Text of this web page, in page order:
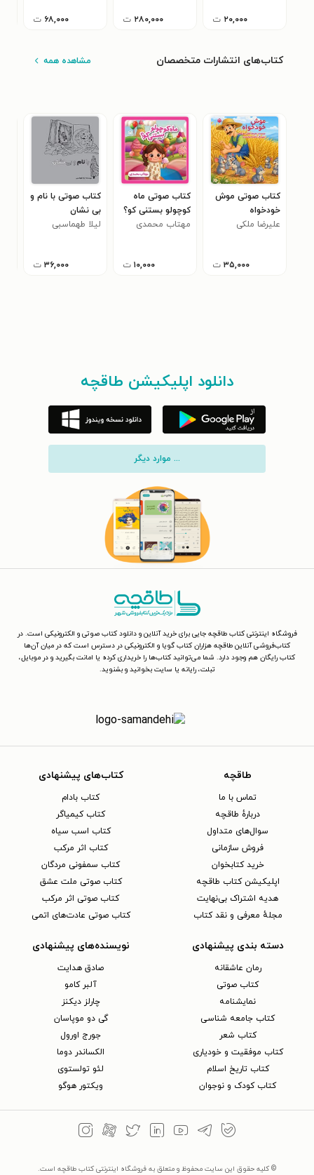
۲۰,۰۰۰ ت ۲۸۰,۰۰۰ ت ۶۸,۰۰۰ ت
کتاب‌های انتشارات متخصصان مشاهده همه
کتاب صوتی موش
خودخواه
علیرضا ملکی
۳۵,۰۰۰ ت
کتاب صوتی ماه
کوچولو بستنی کو؟
مهتاب محمدی
۱۰,۰۰۰ ت
کتاب صوتی با نام و
بی نشان
لیلا طهماسبی
۳۶,۰۰۰ ت
دانلود اپلیکیشن طاقچه
... موارد دیگر
فروشگاه اینترنتی کتاب طاقچه جایی برای خرید آنلاین و دانلود کتاب صوتی و الکترونیکی است. در
کتاب‌فروشی آنلاین طاقچه هزاران کتاب گویا و الکترونیکی در دسترس است که در میان آن‌ها
کتاب رایگان هم وجود دارد. شما می‌توانید کتاب‌ها را خریداری کرده یا امانت بگیرید و در موبایل،
تبلت، رایانه یا سایت بخوانید و بشنوید.
طاقچه
تماس با ما
دربارهٔ طاقچه
سوال‌های متداول
فروش سازمانی
خرید کتابخوان
اپلیکیشن کتاب طاقچه
هدیه اشتراک بی‌نهایت
مجلهٔ معرفی و نقد کتاب
کتاب‌های پیشنهادی
کتاب بادام
کتاب کیمیاگر
کتاب اسب سیاه
کتاب اثر مرکب
کتاب سمفونی مردگان
کتاب صوتی ملت عشق
کتاب صوتی اثر مرکب
کتاب صوتی عادت‌های اتمی
دسته بندی پیشنهادی
رمان عاشقانه
کتاب‌ صوتی
نمایشنامه
کتاب جامعه شناسی
کتاب شعر
کتاب موفقیت و خودیاری
کتاب تاریخ اسلام
کتاب کودک و نوجوان
نویسنده‌های پیشنهادی
صادق هدایت
آلبر کامو
چارلز دیکنز
گی دو موپاسان
جورج اورول
الکساندر دوما
لئو تولستوی
ویکتور هوگو
© کلیه حقوق این سایت محفوظ و متعلق به فروشگاه اینترنتی کتاب طاقچه است.